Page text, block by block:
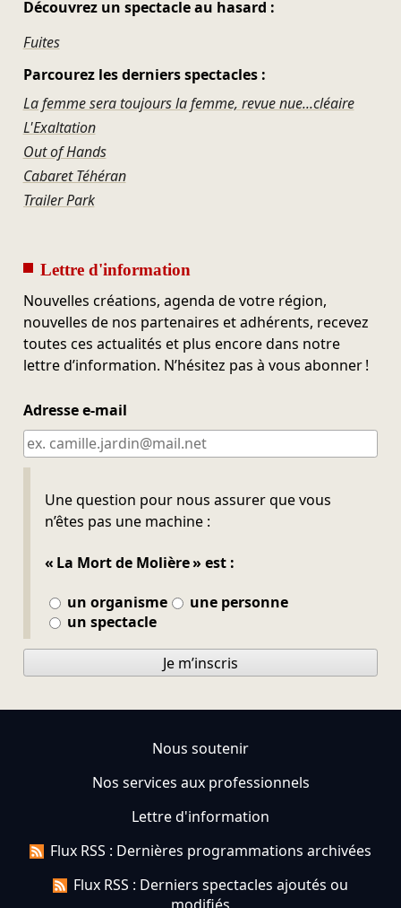
Découvrez un spectacle au hasard :
Fuites
Parcourez les derniers spectacles :
La femme sera toujours la femme, revue nue...cléaire
L'Exaltation
Out of Hands
Cabaret Téhéran
Trailer Park
Lettre d'information
Nouvelles créations, agenda de votre région,
nouvelles de nos partenaires et adhérents, recevez
toutes ces actualités et plus encore dans notre
lettre d’information. N’hésitez pas à vous abonner !
Adresse e-mail
Une question pour nous assurer que vous
n’êtes pas une machine :
« La Mort de Molière » est :
un organisme
une personne
un spectacle
Ne pas remplir
Je m’inscris
Nous soutenir
Nos services aux professionnels
Lettre d'information
Flux RSS : Dernières programmations archivées
Flux RSS : Derniers spectacles ajoutés ou
modifiés